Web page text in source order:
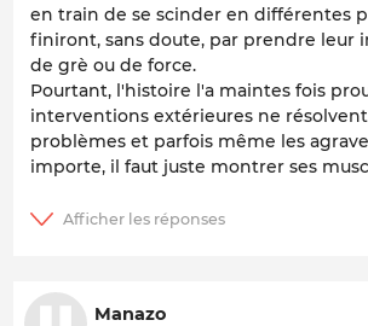
en train de se scinder en différentes
finiront, sans doute, par prendre leur
de grè ou de force.
Pourtant, l'histoire l'a maintes fois
interventions extérieures ne
problèmes et parfois même les
importe, il faut juste montrer ses
Manazo